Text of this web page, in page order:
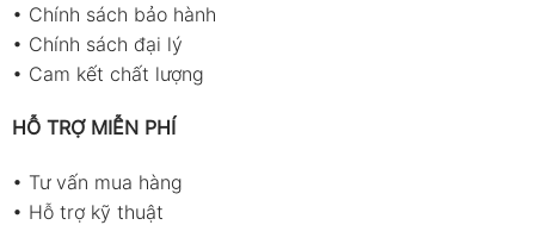
• Chính sách bảo hành
• Chính sách đại lý
• Cam kết chất lượng
HỖ TRỢ MIỄN PHÍ
• Tư vấn mua hàng
• Hỗ trợ kỹ thuật